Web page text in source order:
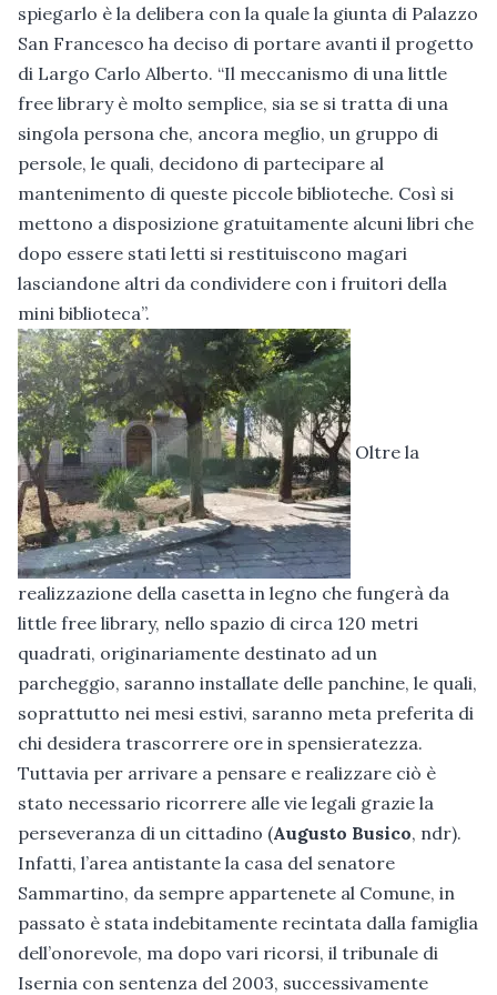
spiegarlo è la delibera con la quale la giunta di Palazzo
San Francesco ha deciso di portare avanti il progetto
di Largo Carlo Alberto. “Il meccanismo di una little
free library è molto semplice, sia se si tratta di una
singola persona che, ancora meglio, un gruppo di
persole, le quali, decidono di partecipare al
mantenimento di queste piccole biblioteche. Così si
mettono a disposizione gratuitamente alcuni libri che
dopo essere stati letti si restituiscono magari
lasciandone altri da condividere con i fruitori della
mini biblioteca”.
Oltre la
realizzazione della casetta in legno che fungerà da
little free library, nello spazio di circa 120 metri
quadrati, originariamente destinato ad un
parcheggio, saranno installate delle panchine, le quali,
soprattutto nei mesi estivi, saranno meta preferita di
chi desidera trascorrere ore in spensieratezza.
Tuttavia per arrivare a pensare e realizzare ciò è
stato necessario ricorrere alle vie legali grazie la
perseveranza di un cittadino (Augusto Busico, ndr).
Infatti, l’area antistante la casa del senatore
Sammartino, da sempre appartenete al Comune, in
passato è stata indebitamente recintata dalla famiglia
dell’onorevole, ma dopo vari ricorsi, il tribunale di
Isernia con sentenza del 2003, successivamente